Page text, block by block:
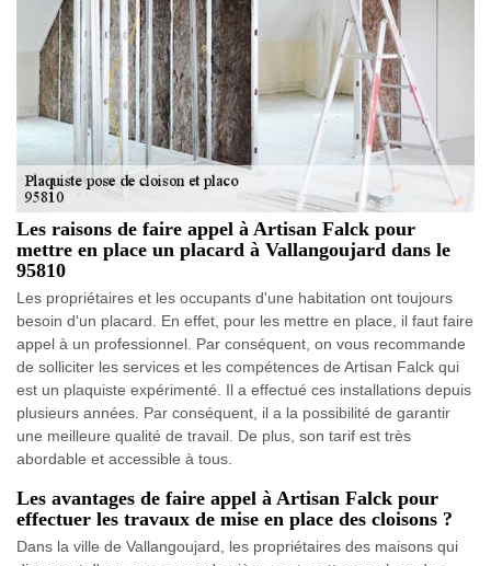
Les raisons de faire appel à Artisan Falck pour
mettre en place un placard à Vallangoujard dans le
95810
Les propriétaires et les occupants d'une habitation ont toujours
besoin d'un placard. En effet, pour les mettre en place, il faut faire
appel à un professionnel. Par conséquent, on vous recommande
de solliciter les services et les compétences de Artisan Falck qui
est un plaquiste expérimenté. Il a effectué ces installations depuis
plusieurs années. Par conséquent, il a la possibilité de garantir
une meilleure qualité de travail. De plus, son tarif est très
abordable et accessible à tous.
Les avantages de faire appel à Artisan Falck pour
effectuer les travaux de mise en place des cloisons ?
Dans la ville de Vallangoujard, les propriétaires des maisons qui